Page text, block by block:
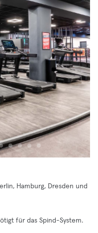
Hamburg, Dresden und
für das Spind-System.